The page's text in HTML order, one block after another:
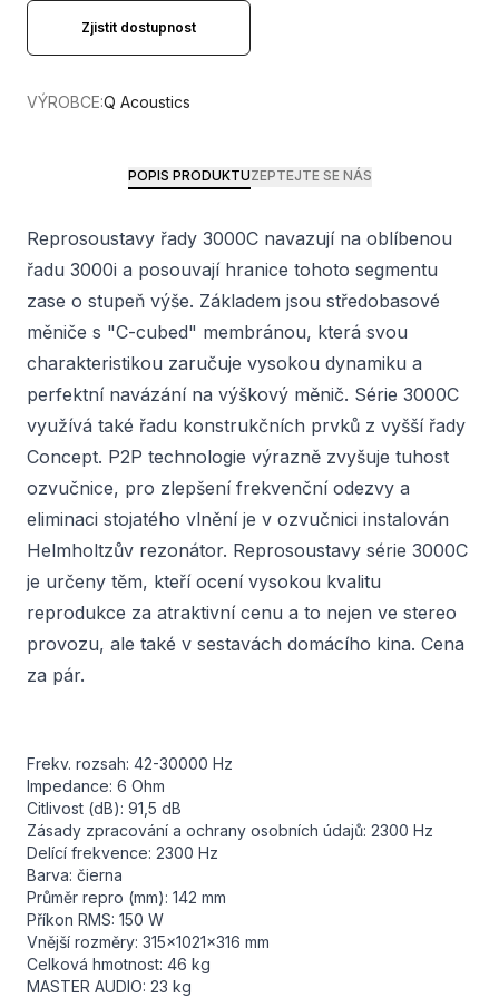
Zjistit dostupnost
VÝROBCE:Q Acoustics
POPIS PRODUKTUZEPTEJTE SE NÁS
Reprosoustavy řady 3000C navazují na oblíbenou
řadu 3000i a posouvají hranice tohoto segmentu
zase o stupeň výše. Základem jsou středobasové
měniče s "C-cubed" membránou, která svou
charakteristikou zaručuje vysokou dynamiku a
perfektní navázání na výškový měnič. Série 3000C
využívá také řadu konstrukčních prvků z vyšší řady
Concept. P2P technologie výrazně zvyšuje tuhost
ozvučnice, pro zlepšení frekvenční odezvy a
eliminaci stojatého vlnění je v ozvučnici instalován
Helmholtzův rezonátor. Reprosoustavy série 3000C
je určeny těm, kteří ocení vysokou kvalitu
reprodukce za atraktivní cenu a to nejen ve stereo
provozu, ale také v sestavách domácího kina. Cena
za pár.
Frekv. rozsah: 42-30000 Hz
Impedance: 6 Ohm
Citlivost (dB): 91,5 dB
Zásady zpracování a ochrany osobních údajů: 2300 Hz
Delící frekvence: 2300 Hz
Barva: čierna
Průměr repro (mm): 142 mm
Příkon RMS: 150 W
Vnější rozměry: 315x1021x316 mm
Celková hmotnost: 46 kg
MASTER AUDIO: 23 kg